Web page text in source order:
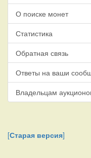
О поиске монет
Статистика
Обратная связь
Ответы на ваши
Владельцам
[Старая версия]